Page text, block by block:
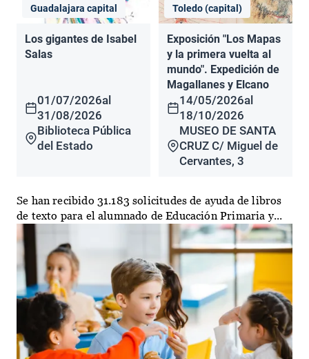
Guadalajara capital
Los gigantes de Isabel
Salas
01/07/2026al
31/08/2026
Biblioteca Pública
del Estado
Toledo (capital)
Exposición "Los Mapas
y la primera vuelta al
mundo". Expedición de
Magallanes y Elcano
14/05/2026al
18/10/2026
MUSEO DE SANTA
CRUZ C/ Miguel de
Cervantes, 3
Se han recibido 31.183 solicitudes de ayuda de libros
de texto para el alumnado de Educación Primaria y...